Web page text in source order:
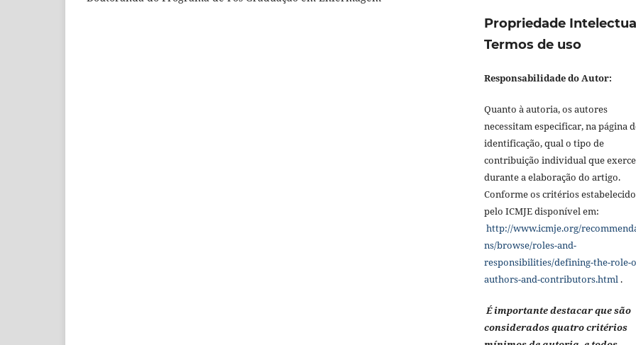
Propriedade
Termos de uso
Responsabilidade do Autor:
Quanto à autoria, os autores
necessitam especificar, na página
identificação, qual o tipo de
contribuição individual que
durante a elaboração do artigo.
Conforme os critérios
pelo ICMJE disponível em:
http://www.icmje.org/
ns/browse/roles-and-
responsibilities/defining-the-role-
authors-and-contributors.html .
É importante destacar que são
considerados quatro critérios